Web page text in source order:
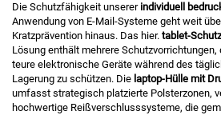
Die Schutzfähigkeit unserer individuell
Anwendung von E-Mail-Systeme geht weit
Kratzprävention hinaus. Das hier. tablet-
Lösung enthält mehrere
teure elektronische Geräte während des
Lagerung zu schützen. Die laptop-Hülle mit
umfasst strategisch platzierte Polsterzonen,
hochwertige Reißverschlusssysteme, die